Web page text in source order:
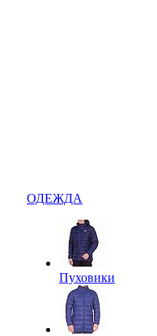
ОДЕЖДА
Пуховики